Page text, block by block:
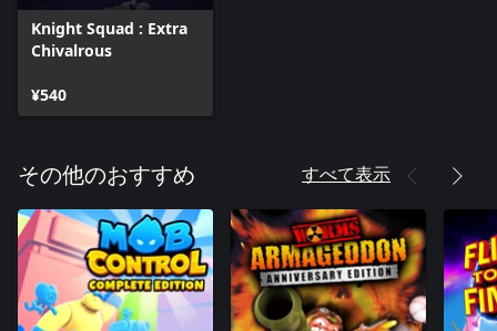
Knight Squad : Extra
Chivalrous
¥540
その他のおすすめ すべて表示